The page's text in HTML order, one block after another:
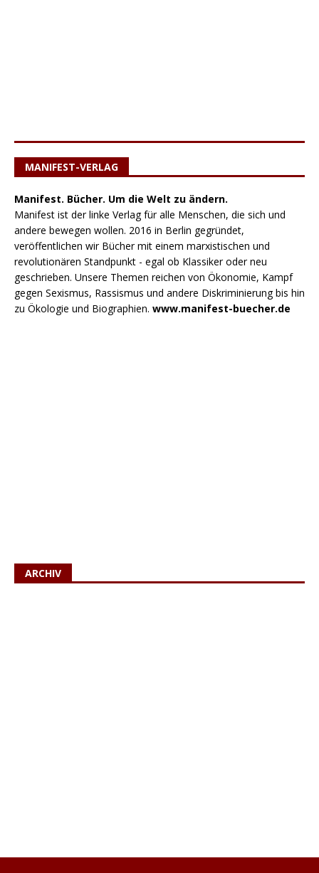
MANIFEST-VERLAG
Manifest. Bücher. Um die Welt zu ändern.
Manifest ist der linke Verlag für alle Menschen, die sich und
andere bewegen wollen. 2016 in Berlin gegründet,
veröffentlichen wir Bücher mit einem marxistischen und
revolutionären Standpunkt - egal ob Klassiker oder neu
geschrieben. Unsere Themen reichen von Ökonomie, Kampf
gegen Sexismus, Rassismus und andere Diskriminierung bis hin
zu Ökologie und Biographien. www.manifest-buecher.de
ARCHIV